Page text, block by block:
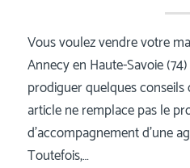
Vous voulez vendre votre
Annecy en Haute-Savoie
prodiguer quelques conseils
article ne remplace pas le
d’accompagnement d’une
Toutefois,…